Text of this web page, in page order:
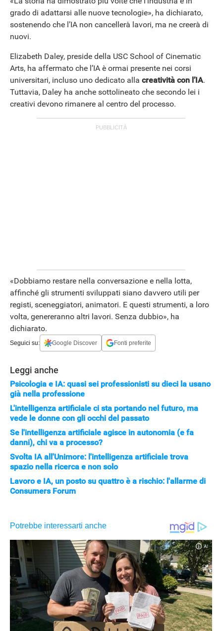
grado di adattarsi alle nuove tecnologie», ha dichiarato,
sostenendo che l’IA non cancellerà lavori, ma ne creerà di
nuovi.
Elizabeth Daley, preside della USC School of Cinematic
Arts, ha affermato che l’IA è ormai presente nei corsi
universitari, incluso uno dedicato alla creatività con l’IA.
Tuttavia, Daley ha anche sottolineato che secondo lei i
creativi devono rimanere al centro del processo.
«Dobbiamo restare nella conversazione e nella lotta,
affinché gli strumenti sviluppati siano davvero utili per
registi, sceneggiatori, animatori. E questi strumenti, a loro
volta, genereranno altri lavori. Senza dubbio», ha
dichiarato.
Seguici su: Google Discover Fonti preferite
Leggi anche
Psicologia e IA: quasi sei professionisti su dieci la usano
già nella professione
L'intelligenza artificiale ci sta portando nel futuro, ma
vede le donne con gli occhi del passato
Se l'intelligenza artificiale agisce in autonomia (e fa
danni), chi va a processo?
Svolta IA all'Unimore: l'intelligenza artificiale trova
spazio nella ricerca e non solo
Lavoro e IA, un posto su quattro è a rischio: l'allarme di
Consumers Forum